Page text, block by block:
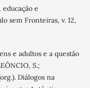
e
sem Fronteiras, v. 12,
e adultos e a questão
S.;
Diálogos na